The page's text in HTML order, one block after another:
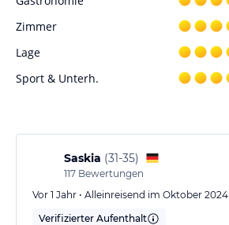
Zimmer
Lage
Sport & Unterh.
Saskia (31-35)
117 Bewertungen
Vor 1 Jahr • Alleinreisend im Oktober 2024
Verifizierter Aufenthalt